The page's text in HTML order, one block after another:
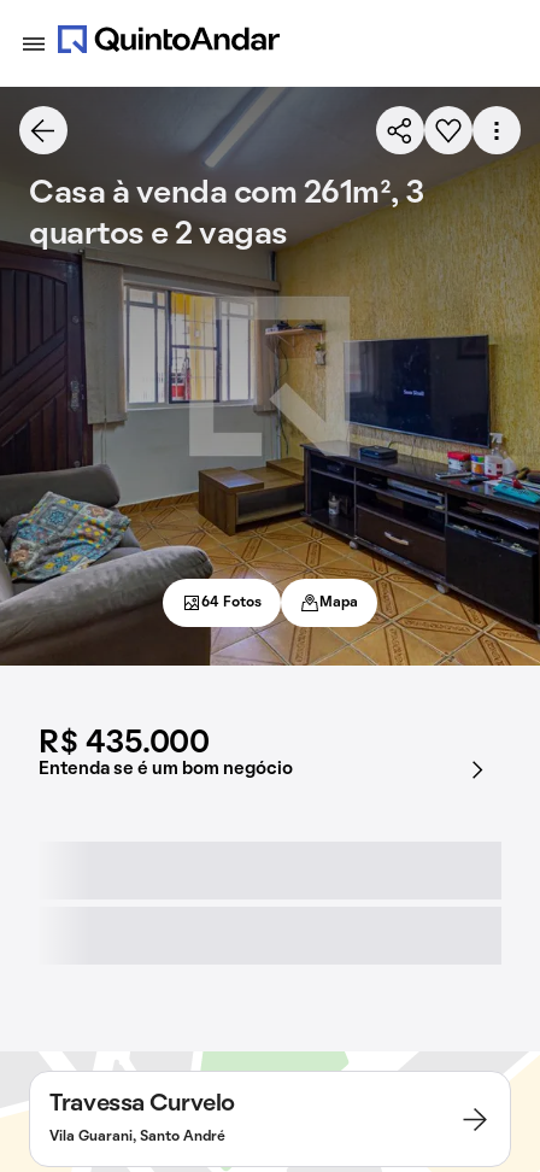
R$ 435.000
Entenda se é um bom negócio
Casa à venda com 261m², 3
quartos e 2 vagas
64 Fotos Mapa
Travessa Curvelo
Vila Guarani, Santo André